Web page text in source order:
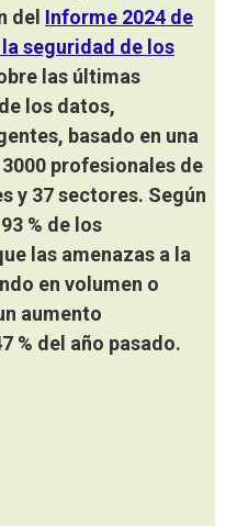
del Informe 2024 de
seguridad de los
las últimas
los datos,
basado en una
profesionales de
y 37 sectores. Según
% de los
las amenazas a la
en volumen o
aumento
% del año pasado.